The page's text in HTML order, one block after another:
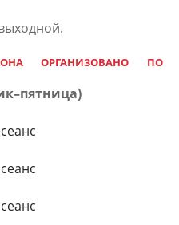
ОРГАНИЗОВАНО ПО